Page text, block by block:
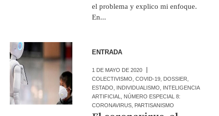
el problema y explico mi enfoque.
En...
ENTRADA
1 DE MAYO DE 2020
COLECTIVISMO ,COVID-19 DOSSIER
ESTADO
INDIVIDUALISMO
INTELIGENCIA
ARTIFICIAL
NÚMERO ESPECIAL 8:
CORONAVIRUS PARTISANISMO